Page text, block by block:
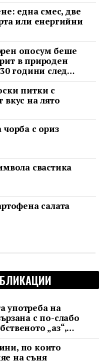
една смес, две
или енергийни
опосум беше
в природен
години след
питки с
на лято
с ориз
свастика
салата
употреба на
с по-слабо
„аз“,
по които
на съня